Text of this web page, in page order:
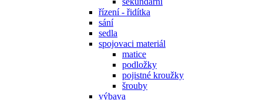
řízení - řidítka
sání
sedla
spojovaci materiál
matice
podložky
pojistné kroužky
šrouby
výbava